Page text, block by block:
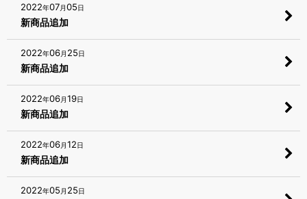
2022年07月05日
新商品追加
2022年06月 25日
新商品追加
2022年06月19日
新商品追加
2022年06月12日
新商品追加
2022年05 月 25日